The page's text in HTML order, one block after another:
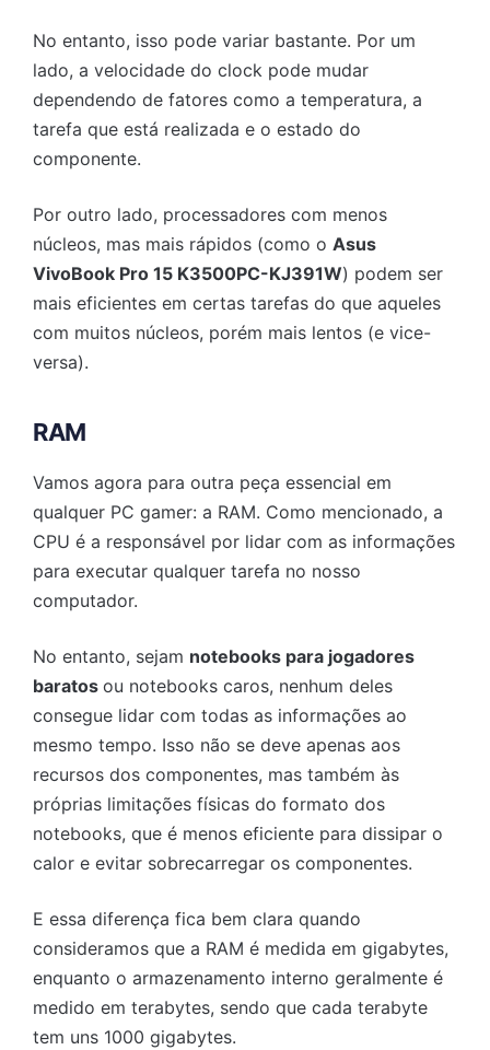
No entanto, isso pode variar bastante. Por um
lado, a velocidade do clock pode mudar
dependendo de fatores como a temperatura, a
tarefa que está realizada e o estado do
componente.
Por outro lado, processadores com menos
núcleos, mas mais rápidos (como o Asus
VivoBook Pro 15 K3500PC-KJ391W) podem ser
mais eficientes em certas tarefas do que aqueles
com muitos núcleos, porém mais lentos (e vice-
versa).
RAM
Vamos agora para outra peça essencial em
qualquer PC gamer: a RAM. Como mencionado, a
CPU é a responsável por lidar com as informações
para executar qualquer tarefa no nosso
computador.
No entanto, sejam notebooks para jogadores
baratos ou notebooks caros, nenhum deles
consegue lidar com todas as informações ao
mesmo tempo. Isso não se deve apenas aos
recursos dos componentes, mas também às
próprias limitações físicas do formato dos
notebooks, que é menos eficiente para dissipar o
calor e evitar sobrecarregar os componentes.
E essa diferença fica bem clara quando
consideramos que a RAM é medida em gigabytes,
enquanto o armazenamento interno geralmente é
medido em terabytes, sendo que cada terabyte
tem uns 1000 gigabytes.